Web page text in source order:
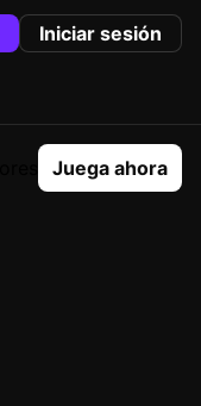
Iniciar sesión
Juega ahora